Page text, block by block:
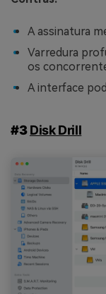
A assinatura
Varredura
os
A interface
#3Disk Drill